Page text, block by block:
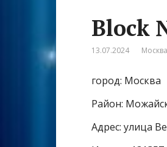
Block
13.07.2024 Москва
город: Москва
Район:
Адрес: улица